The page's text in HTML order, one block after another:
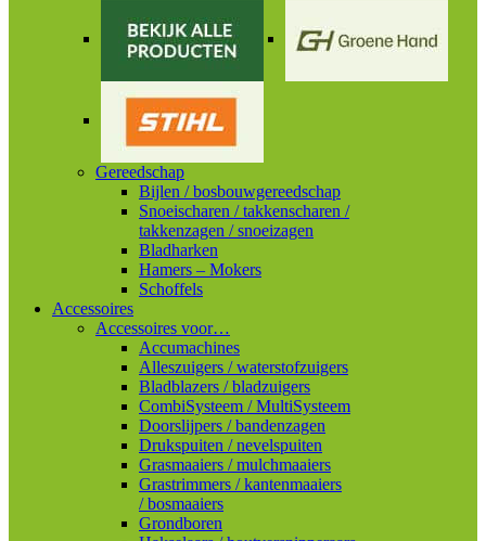
Gereedschap
Bijlen / bosbouwgereedschap
Snoeischaren / takkenscharen /
takkenzagen / snoeizagen
Bladharken
Hamers – Mokers
Schoffels
Accessoires
Accessoires voor…
Accumachines
Alleszuigers / waterstofzuigers
Bladblazers / bladzuigers
CombiSysteem / MultiSysteem
Doorslijpers / bandenzagen
Drukspuiten / nevelspuiten
Grasmaaiers / mulchmaaiers
Grastrimmers / kantenmaaiers
/ bosmaaiers
Grondboren